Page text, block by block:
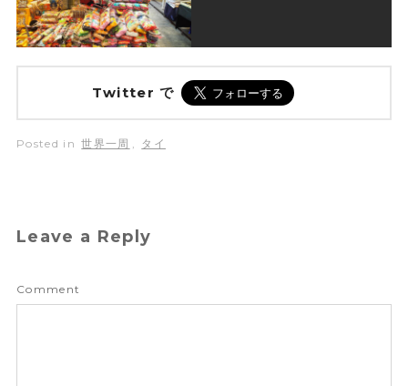
Twitter で
Posted in 世界一周 タイ
Leave a Reply
Comment